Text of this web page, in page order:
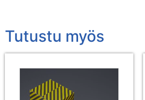
Tutustu myös